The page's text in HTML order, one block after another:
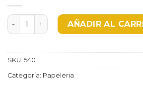
PORTAMINAS 0.5 PENTEL JOLT
AÑADIR AL
SKU: 540
Categoría: Papeleria